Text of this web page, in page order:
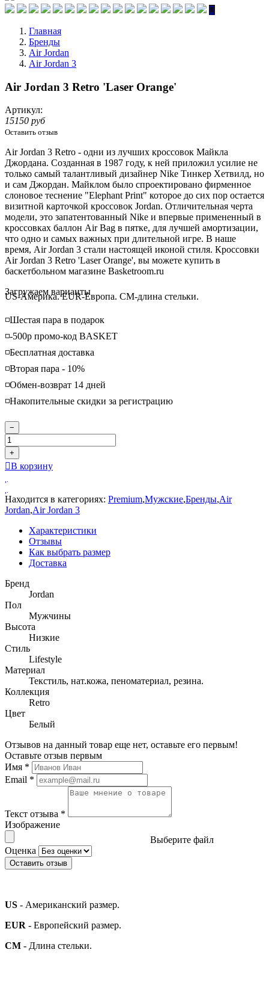
Главная
Бренды
Air Jordan
Air Jordan 3
Air Jordan 3 Retro 'Laser Orange'
Артикул:
15150 руб
Оставить отзыв
Air Jordan 3 Retrо - одни из лучших кроссовок Майкла
Джордана. Созданная в 1987 году, к ней приложил усилие не
только самый талантливый дизайнер Nike Тинкер Хетвилд, но
и сам Джордан. Майклом было спроектировано фирменное
слоновое теснение "Elephant Print" которое до сих пор остается
визитной карточкой кроссовок Jordan. Отличительная черта
модели, это запатентованный Nike и впервыe примененный в
кроссовках баллон Air Bag в пятке, для лучшей амортизации,
что одно и самых важных при длительной игре. В наше
время, Air Jordan 3 стали настоящей иконой стиля. Кроссовки
Air Jordan 3 Retro 'Laser Orange', вы можете купить в
баскетбольном магазине Basketroom.ru
Loading...
Загружаем варианты
US-Америка. EUR-Европа. CM-длина стельки.
◽️Шестая пара в подарок
◽️-500р промо-код BASKET
◽️Бесплатная доставка
◽️Вторая пара - 10%
◽️Обмен-возврат 14 дней
◽️Накопительные скидки за регистрацию
−
+
В корзину
Находится в категориях: Premium,Мужские,Бренды,Air
Jordan,Air Jordan 3
Характеристики
Отзывы
Как выбрать размер
Доставка
Бренд
Jordan
Пол
Мужчины
Высота
Низкие
Стиль
Lifestyle
Материал
Текстиль, нат.кожа, пеноматериал, резина.
Коллекция
Retro
Цвет
Белый
Отзывов на данный товар еще нет, оставьте его первым!
Оставьте отзыв первым
Имя *
Email *
Текст отзыва *
Изображение
Выберите файл
Оценка
Оставить отзыв
US - Американский размер.
EUR - Европейский размер.
СМ - Длина стельки.